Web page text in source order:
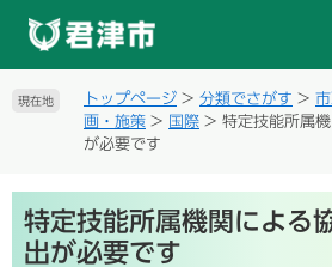
す
し
現在地 トップページ > 分類でさがす >
画・施策 > 国際 > 特定技能所属
が必要です
文特定技能所属機関による
出が必要です